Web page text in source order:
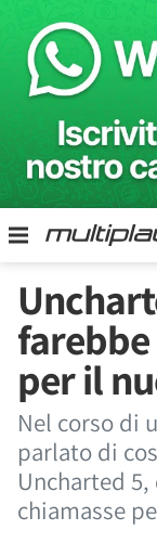
per il
Nel corso di
parlato di
Uncharted
chiamasse